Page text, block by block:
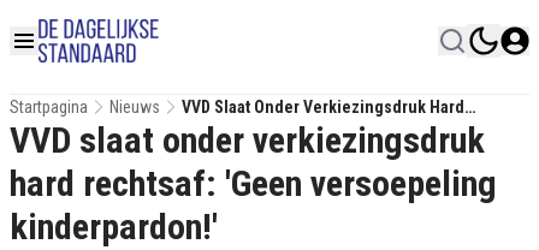
Startpagina Nieuws
VVD Slaat Onder Verkiezingsdruk Hard
Rechtsaf: 'Geen Versoepeling Kinderpardon!'
VVD slaat onder verkiezingsdruk
hard rechtsaf: 'Geen versoepeling
kinderpardon!'